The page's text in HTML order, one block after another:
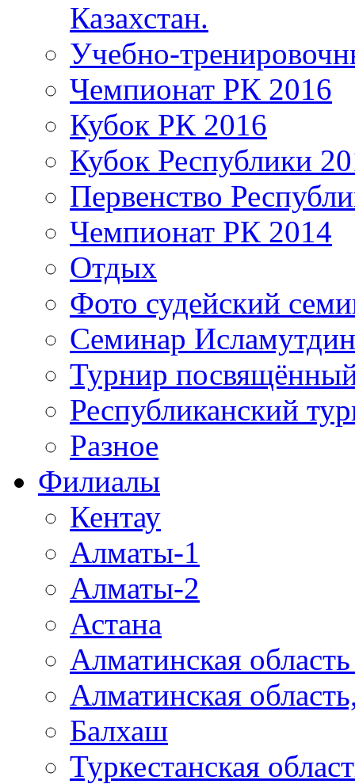
Казахстан.
Учебно-
Чемпионат РК 2016
Кубок РК 2016
Кубок Республики
Первенство
Чемпионат РК 2014
Отдых
Фото судейский
Семинар
Турнир
Республиканский
Разное
Филиалы
Кентау
Алматы-1
Алматы-2
Астана
Алматинская
Алматинская
Балхаш
Туркестанская